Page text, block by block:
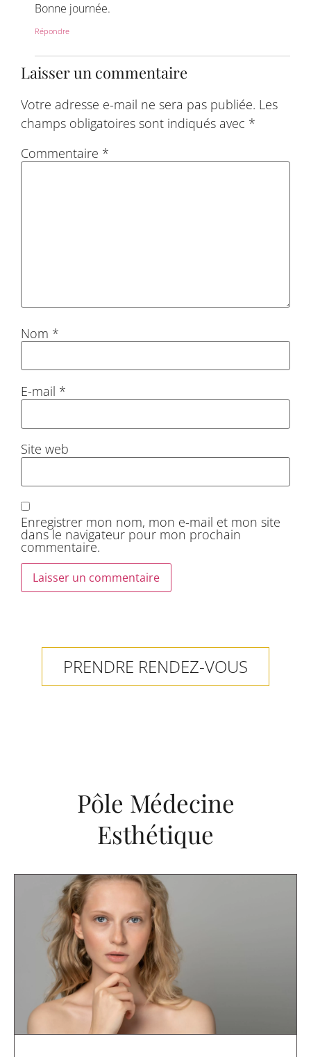
Bonne journée.
Répondre
Laisser un commentaire
Votre adresse e-mail ne sera pas publiée. Les
champs obligatoires sont indiqués avec *
Commentaire *
Nom *
E-mail *
Site web
Enregistrer mon nom, mon e-mail et mon site
dans le navigateur pour mon prochain
commentaire.
PRENDRE RENDEZ-VOUS
Pôle Médecine
Esthétique